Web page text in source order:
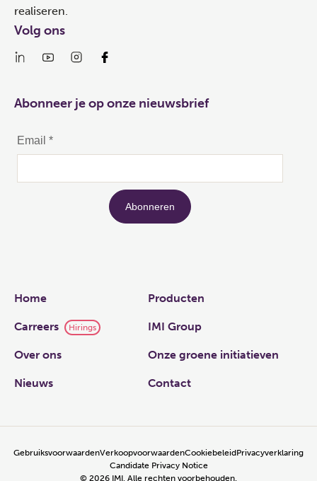
realiseren.
Links
Home Producten
Carreers Hirings IMI Group
Over ons Onze groene initiatieven
Nieuws Contact
Volg ons
Abonneer je op onze nieuwsbrief
© 2026 IMI, Alle rechten voorbehouden.
GebruiksvoorwaardenVerkoopvoorwaardenCookiebeleidPrivacyverklaring
Candidate Privacy Notice